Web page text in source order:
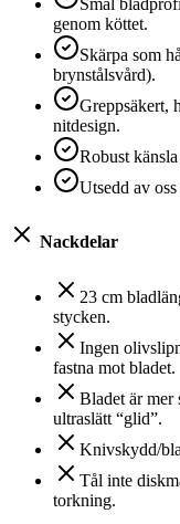
Smal
genom köttet.
Skärpa som
brynstålsvård).
Greppsäkert,
nitdesign.
Robust
Utsedd av
Nackdelar
23 cm
stycken.
Ingen
fastna mot bladet.
Bladet är
ultraslätt “glid”.
Knivskydd/
Tål inte
torkning.